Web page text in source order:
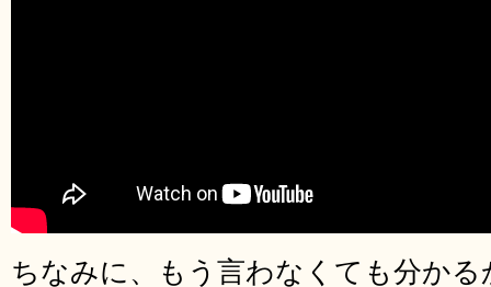
ちなみに、もう言わなくても分か